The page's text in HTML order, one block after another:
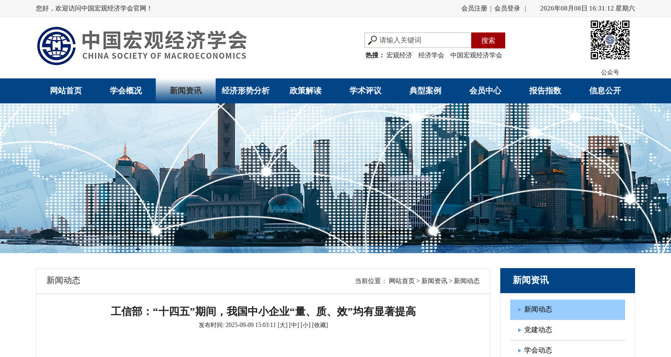
您好，欢迎访问中国宏观经济学会官网！ 会员注册 会员登录 2026年08月08日 16:31:13 星期六
热搜： 宏观经济 经济学会 中国宏观经济学会
公众号
网站首页 学会概况
学术委员会
学会领导
组织机构
法律顾问
学会章程
新闻资讯
党建动态
学会动态
会员动态
地方动态
经济形势分析
经济数据概览
数说经济
经济运行与调节
产业发展
创新高技术产业运
行
贸易与流通
政策解读
发展改革令
规范性文件
规划文本
公告
通知
政策图解
学术评议
优秀改革案例
世界一流企业
优秀论文著作
典型案例
地方政府
国有企业
民营企业
会员中心
会员名录
会员注册
入会申请
会员管理办法
报告指数
研究报告
学会会刊
数据解读
指数发布
中宏通讯
图书出版
信息公开
学会章程
年度工作报告
财务工作报告
新闻发言人制度
学术自律制度
学会发展规划
新闻动态 当前位置： 网站首页 > 新闻资讯 > 新闻动态
工信部：“十四五”期间，我国中小企业“量、质、效”均有显著提高
发布时间: 2025-09-09 15:03:11 [大] [中] [小] [收藏]
新闻资讯
新闻动态
党建动态
学会动态